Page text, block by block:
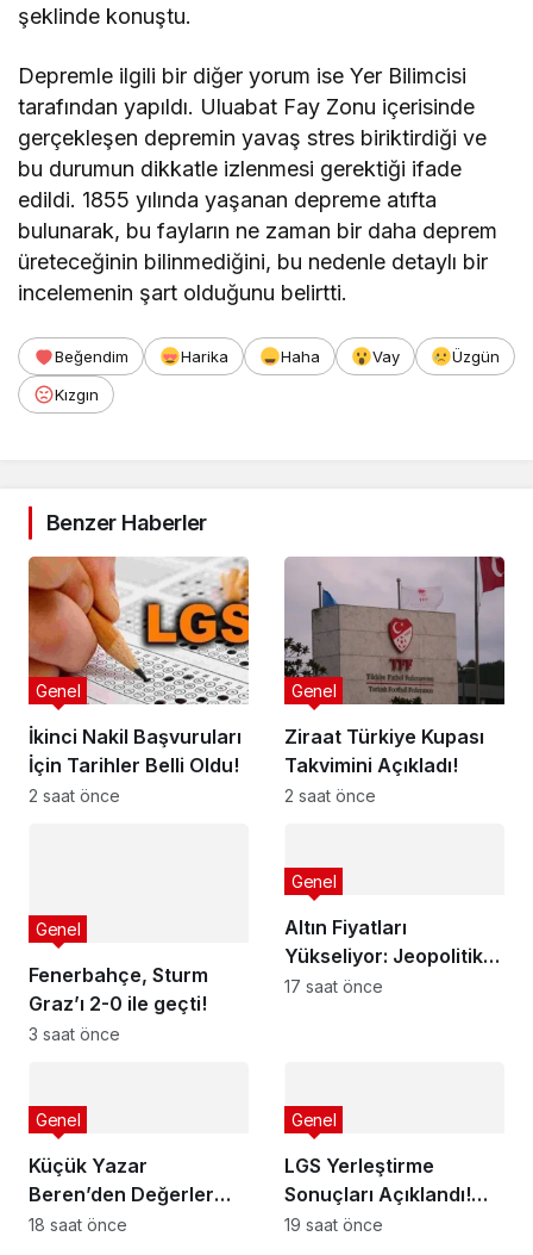
şeklinde konuştu.
Depremle ilgili bir diğer yorum ise Yer Bilimcisi
tarafından yapıldı. Uluabat Fay Zonu içerisinde
gerçekleşen depremin yavaş stres biriktirdiği ve
bu durumun dikkatle izlenmesi gerektiği ifade
edildi. 1855 yılında yaşanan depreme atıfta
bulunarak, bu fayların ne zaman bir daha deprem
üreteceğinin bilinmediğini, bu nedenle detaylı bir
incelemenin şart olduğunu belirtti.
Beğendim Harika Haha Vay
Üzgün
Kızgın
Benzer Haberler
İkinci Nakil Başvuruları
İçin Tarihler Belli Oldu!
Genel
2 saat önce
Ziraat Türkiye Kupası
Takvimini Açıkladı!
Genel
2 saat önce
Fenerbahçe, Sturm
Graz’ı 2-0 ile geçti!
Genel
3 saat önce
Altın Fiyatları
Yükseliyor: Jeopolitik
Beklentilerin Etkisi
Genel
17 saat önce
Küçük Yazar
Beren’den Değerler
Eğitimi Kitabı
Genel
18 saat önce
LGS Yerleştirme
Sonuçları Açıklandı!
İşte Detaylar
Genel
19 saat önce